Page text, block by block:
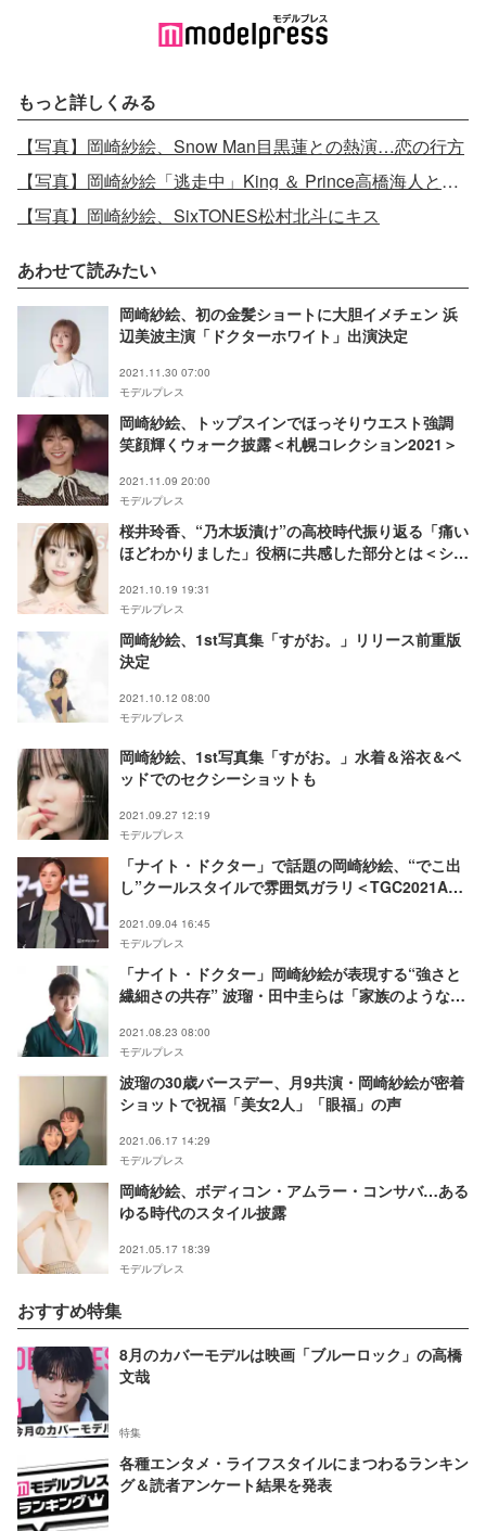
もっと詳しくみる
【写真】岡崎紗絵、Snow Man目黒蓮との熱演…恋の行方
【写真】岡崎紗絵「逃走中」King ＆ Prince高橋海人とミッション成功
【写真】岡崎紗絵、SixTONES松村北斗にキス
あわせて読みたい
岡崎紗絵、初の金髪ショートに大胆イメチェン 浜
辺美波主演「ドクターホワイト」出演決定
2021.11.30 07:00
モデルプレス
岡崎紗絵、トップスインでほっそりウエスト強調
笑顔輝くウォーク披露＜札幌コレクション2021＞
2021.11.09 20:00
モデルプレス
桜井玲香、“乃木坂漬け”の高校時代振り返る「痛い
ほどわかりました」役柄に共感した部分とは＜シノ
2021.10.19 19:31
モデルプレス
岡崎紗絵、1st写真集「すがお。」リリース前重版
決定
2021.10.12 08:00
モデルプレス
岡崎紗絵、1st写真集「すがお。」水着＆浴衣＆ベ
ッドでのセクシーショットも
2021.09.27 12:19
モデルプレス
「ナイト・ドクター」で話題の岡崎紗絵、“でこ出
し”クールスタイルで雰囲気ガラリ＜TGC2021A／
2021.09.04 16:45
モデルプレス
「ナイト・ドクター」岡崎紗絵が表現する“強さと
繊細さの共存” 波瑠・田中圭らは「家族のような存
2021.08.23 08:00
モデルプレス
波瑠の30歳バースデー、月9共演・岡崎紗絵が密着
ショットで祝福「美女2人」「眼福」の声
2021.06.17 14:29
モデルプレス
岡崎紗絵、ボディコン・アムラー・コンサバ…ある
ゆる時代のスタイル披露
2021.05.17 18:39
モデルプレス
おすすめ特集
8月のカバーモデルは映画「ブルーロック」の高橋
文哉
特集
各種エンタメ・ライフスタイルにまつわるランキン
グ＆読者アンケート結果を発表